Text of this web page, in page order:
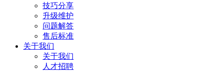
技巧分享
升级维护
问题解答
售后标准
关于我们
关于我们
人才招聘